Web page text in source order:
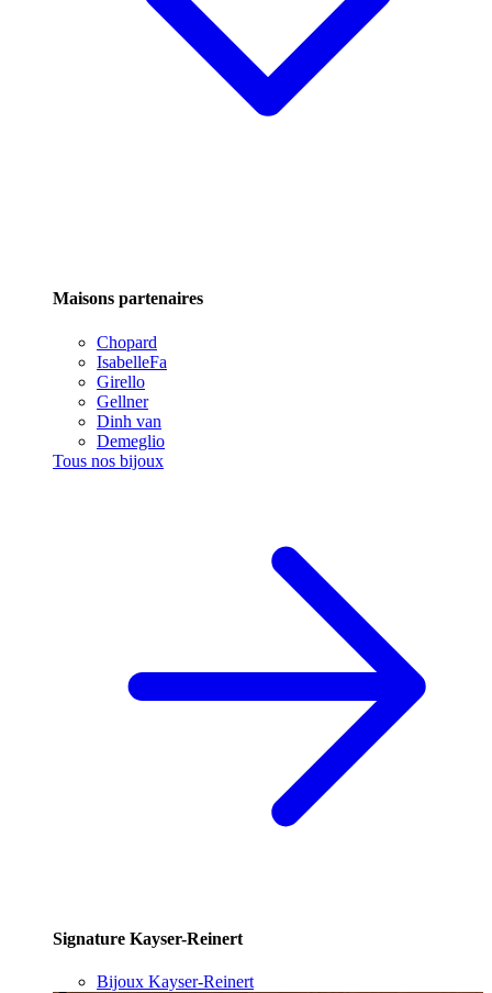
Maisons partenaires
Chopard
IsabelleFa
Girello
Gellner
Dinh van
Demeglio
Tous nos bijoux
Signature Kayser-Reinert
Bijoux Kayser-Reinert